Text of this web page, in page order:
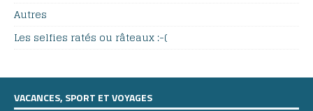
Autres
Les selfies ratés ou râteaux :-(
VACANCES, SPORT ET VOYAGES